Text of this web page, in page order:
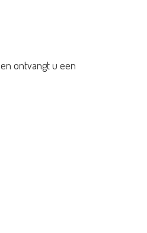
ontvangt u een